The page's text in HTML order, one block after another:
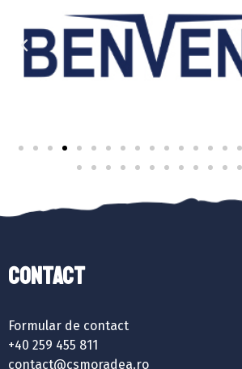
Contact
Formular de contact
+40 259 455 811
contact@csmoradea.ro